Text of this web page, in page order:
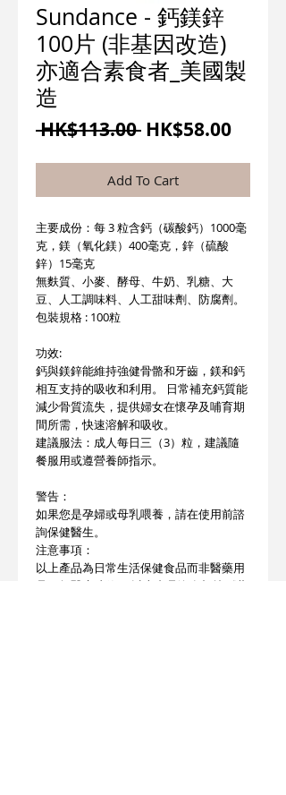
Sundance - 鈣鎂鋅
100片 (非基因改造)
亦適合素食者_美國製
造
HK$113.00 一
價
格
HK$58.00促
格
Add To Cart
主要成份：每 3 粒含鈣（碳酸鈣）1000毫
克，鎂（氧化鎂）400毫克，鋅（硫酸
鋅）15毫克
無麩質、小麥、酵母、牛奶、乳糖、大
豆、人工調味料、人工甜味劑、防腐劑。
包裝規格 : 100粒
功效:
鈣與鎂鋅能維持強健骨骼和牙齒，鎂和鈣
相互支持的吸收和利用。 日常補充鈣質能
減少骨質流失，提供婦女在懷孕及哺育期
間所需，快速溶解和吸收。
建議服法：成人每日三（3）粒，建議隨
餐服用或遵營養師指示。
警告：
如果您是孕婦或母乳喂養，請在使用前諮
詢保健醫生。
注意事項：
以上產品為日常生活保健食品而非醫藥用
品，無醫療功效。 以上產品沒有根據《藥